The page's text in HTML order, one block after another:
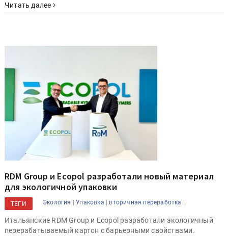
Читать далее
RDM Group и Ecopol разработали новый материал
для экологичной упаковки
ТЕГИ Экология |Упаковка | вторичная переработка |
Итальянские RDM Group и Ecopol разработали экологичный
перерабатываемый картон с барьерными свойствами.